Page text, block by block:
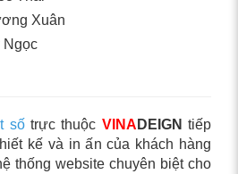
Xuân
Ngọc
sốtrực thuộc VINA DEIGN tiếp
kế và in ấn của khách hàng
thống website chuyên biệt cho